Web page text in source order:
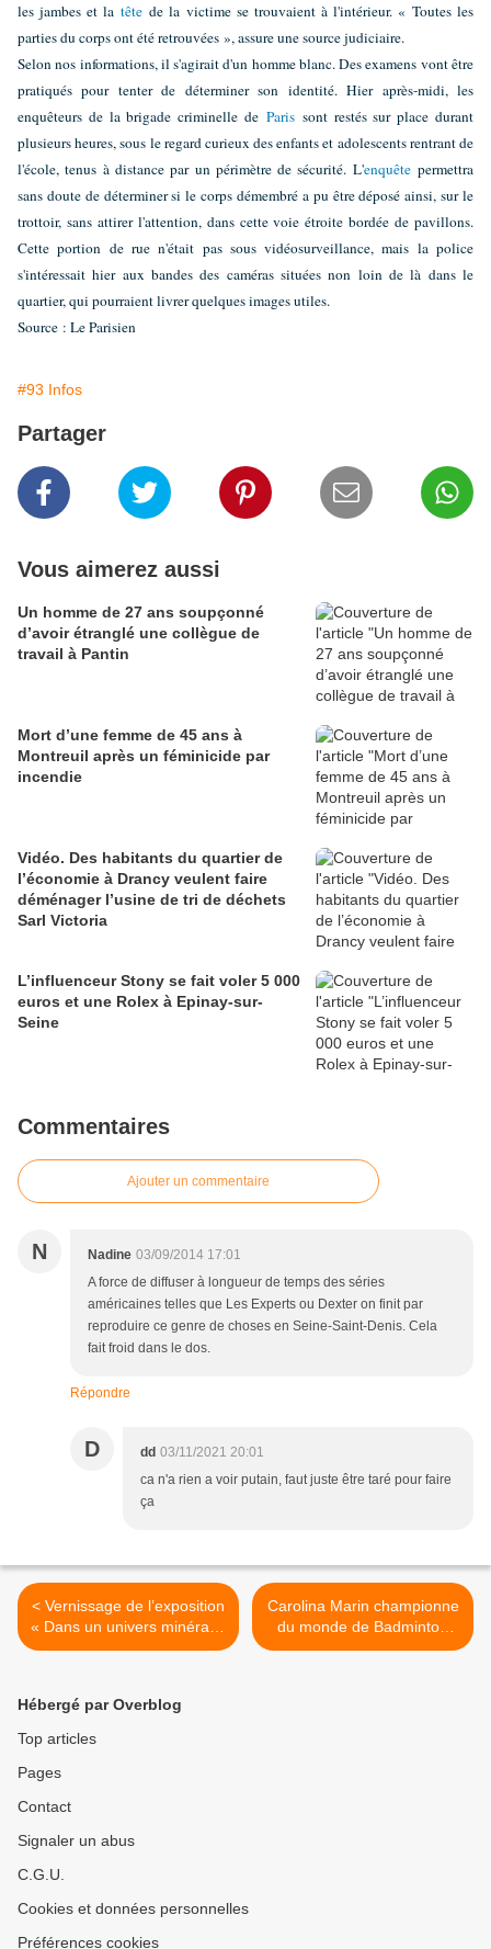
les jambes et la tête de la victime se trouvaient à l'intérieur. « Toutes les
parties du corps ont été retrouvées », assure une source judiciaire.
Selon nos informations, il s'agirait d'un homme blanc. Des examens vont être
pratiqués pour tenter de déterminer son identité. Hier après-midi, les
enquêteurs de la brigade criminelle de Paris sont restés sur place durant
plusieurs heures, sous le regard curieux des enfants et adolescents rentrant de
l'école, tenus à distance par un périmètre de sécurité. L'enquête permettra
sans doute de déterminer si le corps démembré a pu être déposé ainsi, sur le
trottoir, sans attirer l'attention, dans cette voie étroite bordée de pavillons.
Cette portion de rue n'était pas sous vidéosurveillance, mais la police
s'intéressait hier aux bandes des caméras situées non loin de là dans le
quartier, qui pourraient livrer quelques images utiles.
Source : Le Parisien
#93 Infos
Partager
Vous aimerez aussi
Un homme de 27 ans soupçonné
d’avoir étranglé une collègue de
travail à Pantin
Mort d’une femme de 45 ans à
Montreuil après un féminicide par
incendie
Vidéo. Des habitants du quartier de
l’économie à Drancy veulent faire
déménager l’usine de tri de déchets
Sarl Victoria
L’influenceur Stony se fait voler 5 000
euros et une Rolex à Epinay-sur-
Seine
Commentaires
Ajouter un commentaire
N Nadine 03/09/2014 17:01
A force de diffuser à longueur de temps des séries
américaines telles que Les Experts ou Dexter on finit par
reproduire ce genre de choses en Seine-Saint-Denis. Cela
fait froid dans le dos.
Répondre
D dd 03/11/2021 20:01
ca n'a rien a voir putain, faut juste être taré pour faire
ça
< Vernissage de l’exposition
« Dans un univers minéral »
à l’office de tourisme
Carolina Marin championne
du monde de Badminton
rejoint le CBAB d’Aulnay-
Hébergé par Overblog
Top articles
Pages
Contact
Signaler un abus
C.G.U.
Cookies et données personnelles
Préférences cookies